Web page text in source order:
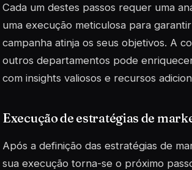
Cada um destes passos requer uma
uma execução meticulosa para
campanha atinja os seus objetivos. A
outros departamentos pode
com insights valiosos e recursos
Execução de estratégias de
Após a definição das estratégias de
sua execução torna-se o próximo